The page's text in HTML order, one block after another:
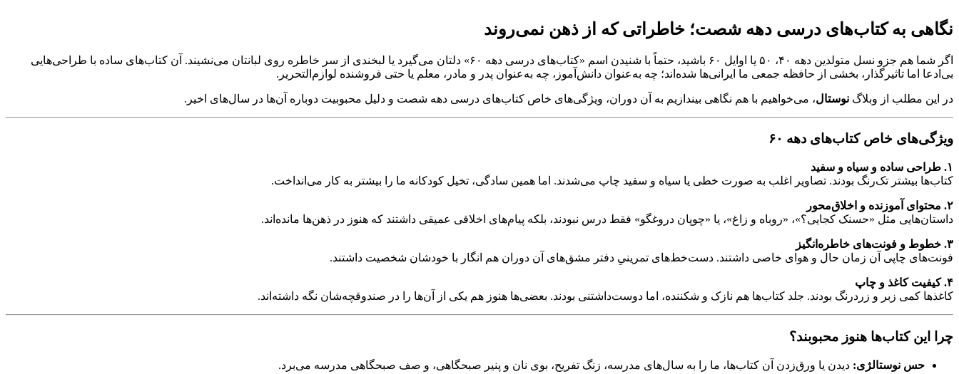
نگاهی به کتاب‌های درسی دهه شصت؛ خاطراتی که از ذهن نمی‌روند
اگر شما هم جزو نسل متولدین دهه ۴۰، ۵۰ یا اوایل ۶۰ باشید، حتماً با شنیدن اسم «کتاب‌های درسی دهه ۶۰» دلتان می‌گیرد یا لبخندی از سر خاطره روی لبانتان می‌نشیند. آن کتاب‌های ساده با طراحی‌هایی
بی‌ادعا اما تاثیرگذار، بخشی از حافظه‌ جمعی ما ایرانی‌ها شده‌اند؛ چه به‌عنوان دانش‌آموز، چه به‌عنوان پدر و مادر، معلم یا حتی فروشنده لوازم‌التحریر.
در این مطلب از وبلاگ نوستال، می‌خواهیم با هم نگاهی بیندازیم به آن دوران، ویژگی‌های خاص کتاب‌های درسی دهه شصت و دلیل محبوبیت دوباره آن‌ها در سال‌های اخیر.
ویژگی‌های خاص کتاب‌های دهه ۶۰
۱. طراحی ساده و سیاه و سفید
کتاب‌ها بیشتر تک‌رنگ بودند. تصاویر اغلب به صورت خطی یا سیاه و سفید چاپ می‌شدند. اما همین سادگی، تخیل کودکانه ما را بیشتر به کار می‌انداخت.
۲. محتوای آموزنده و اخلاق‌محور
داستان‌هایی مثل «حسنک کجایی؟»، «روباه و زاغ»، یا «چوپان دروغگو» فقط درس نبودند، بلکه پیام‌های اخلاقی عمیقی داشتند که هنوز در ذهن‌ها مانده‌اند.
۳. خطوط و فونت‌های خاطره‌انگیز
فونت‌های چاپی آن زمان حال و هوای خاصی داشتند. دست‌خط‌های تمرینیِ دفتر مشق‌های آن دوران هم انگار با خودشان شخصیت داشتند.
۴. کیفیت کاغذ و چاپ
کاغذها کمی زبر و زردرنگ بودند. جلد کتاب‌ها هم نازک و شکننده، اما دوست‌داشتنی بودند. بعضی‌ها هنوز هم یکی از آن‌ها را در صندوقچه‌شان نگه داشته‌اند.
چرا این کتاب‌ها هنوز محبوبند؟
حس نوستالژی: دیدن یا ورق‌زدن آن کتاب‌ها، ما را به سال‌های مدرسه، زنگ تفریح، بوی نان و پنیر صبحگاهی، و صف صبحگاهی مدرسه می‌برد.